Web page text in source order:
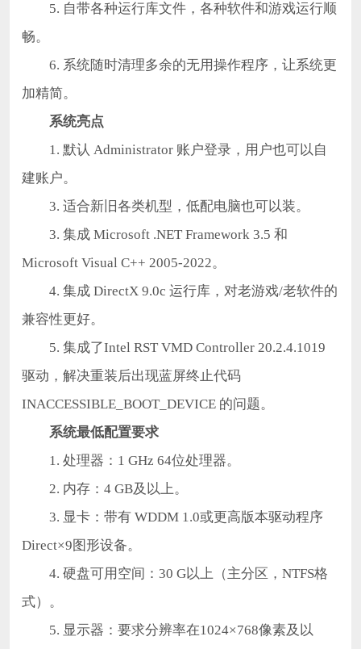
5. 自带各种运行库文件，各种软件和游戏运行顺
畅。
6. 系统随时清理多余的无用操作程序，让系统更
加精简。
系统亮点
1. 默认 Administrator 账户登录，用户也可以自
建账户。
3. 适合新旧各类机型，低配电脑也可以装。
3. 集成 Microsoft .NET Framework 3.5 和
Microsoft Visual C++ 2005-2022。
4. 集成 DirectX 9.0c 运行库，对老游戏/老软件的
兼容性更好。
5. 集成了Intel RST VMD Controller 20.2.4.1019
驱动，解决重装后出现蓝屏终止代码
INACCESSIBLE_BOOT_DEVICE 的问题。
系统最低配置要求
1. 处理器：1 GHz 64位处理器。
2. 内存：4 GB及以上。
3. 显卡：带有 WDDM 1.0或更高版本驱动程序
Direct×9图形设备。
4. 硬盘可用空间：30 G以上（主分区，NTFS格
式）。
5. 显示器：要求分辨率在1024×768像素及以